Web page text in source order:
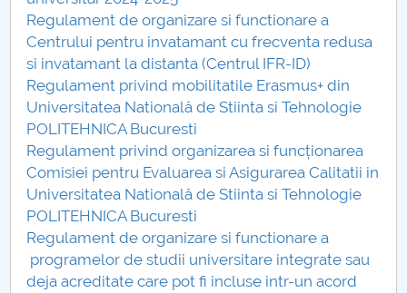
Nr. de telefon si adrese Facultăți
Admitere
Români de pretutindeni - ADMITERE
Senat
Facultăți
Studenți
Regulament de organizare si functionare a
Centrului pentru invatamant cu frecventa redusa
si invatamant la distanta (Centrul IFR-ID)
Regulament privind mobilitatile Erasmus+ din
Universitatea Natională de Stiinta si Tehnologie
POLITEHNICA Bucuresti
Regulament privind organizarea si funcționarea
Comisiei pentru Evaluarea si Asigurarea Calitatii in
Universitatea Natională de Stiinta si Tehnologie
POLITEHNICA Bucuresti
Regulament de organizare si functionare a
programelor de studii universitare integrate sau
deja acreditate care pot fi incluse intr-un acord